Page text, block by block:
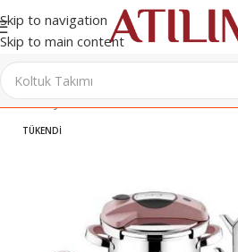
Skip to navigation
Skip to main content
Ana Sayfa/Sofra & Mutfak Ürünleri/
TÜKENDI